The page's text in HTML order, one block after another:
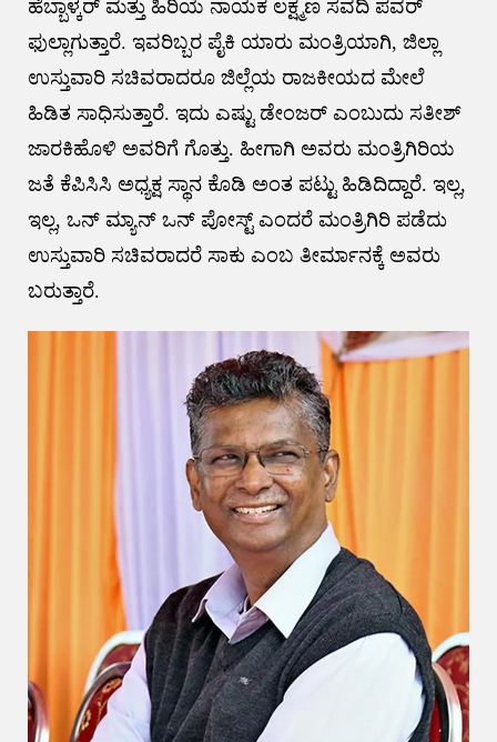
ಹೆಬ್ಬಾಳ್ಕರ್‌ ಮತ್ತು ಹಿರಿಯ ನಾಯಕ ಲಕ್ಷ್ಮಣ ಸವದಿ ಪವರ್
ಫುಲ್ಲಾಗುತ್ತಾರೆ. ಇವರಿಬ್ಬರ‌ ಪೈಕಿ ಯಾರು ಮಂತ್ರಿಯಾಗಿ, ಜಿಲ್ಲಾ
ಉಸ್ತುವಾರಿ ಸಚಿವರಾದರೂ ಜಿಲ್ಲೆಯ ರಾಜಕೀಯದ ಮೇಲೆ‌
ಹಿಡಿತ ಸಾಧಿಸುತ್ತಾರೆ. ಇದು ಎಷ್ಟು ಡೇಂಜರ್ ಎಂಬುದು ಸತೀಶ್
ಜಾರಕಿಹೊಳಿ ಅವರಿಗೆ ಗೊತ್ತು. ಹೀಗಾಗಿ ಅವರು ಮಂತ್ರಿಗಿರಿಯ
ಜತೆ ಕೆಪಿಸಿಸಿ ಅಧ್ಯಕ್ಷ ಸ್ಥಾನ ಕೊಡಿ ಅಂತ ಪಟ್ಟು ಹಿಡಿದಿದ್ದಾರೆ. ಇಲ್ಲ,
ಇಲ್ಲ, ಒನ್ ಮ್ಯಾನ್ ಒನ್ ಪೋಸ್ಟ್ ಎಂದರೆ ಮಂತ್ರಿಗಿರಿ ಪಡೆದು
ಉಸ್ತುವಾರಿ ಸಚಿವರಾದರೆ ಸಾಕು ಎಂಬ ತೀರ್ಮಾನಕ್ಕೆ ಅವರು
ಬರುತ್ತಾರೆ.